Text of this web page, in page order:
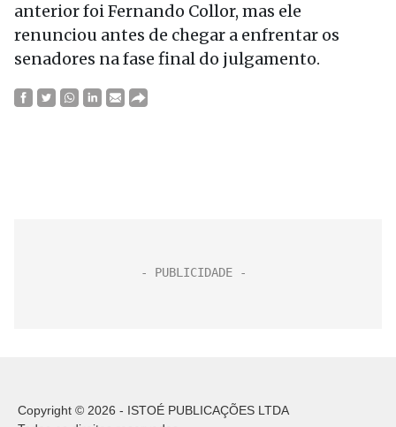
anterior foi Fernando Collor, mas ele
renunciou antes de chegar a enfrentar os
senadores na fase final do julgamento.
Copyright © 2026 - ISTOÉ PUBLICAÇÕES LTDA